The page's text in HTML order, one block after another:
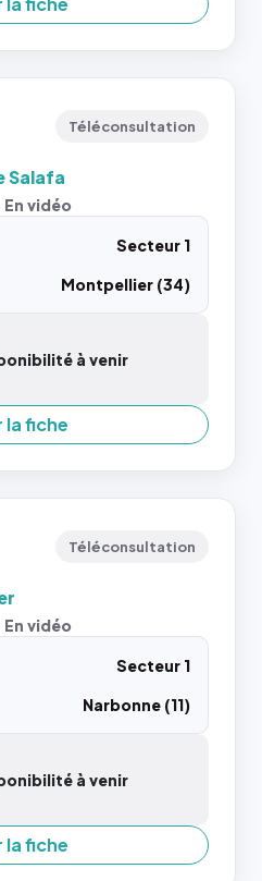
Téléconsultation
Salafa
vidéo
Secteur 1
Montpellier (34)
à venir
la fiche
Téléconsultation
vidéo
Secteur 1
Narbonne (11)
à venir
la fiche